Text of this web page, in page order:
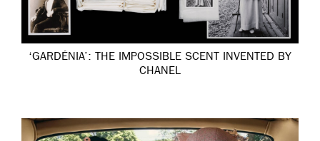
‘GARDÉNIA’: THE IMPOSSIBLE SCENT INVENTED BY
CHANEL